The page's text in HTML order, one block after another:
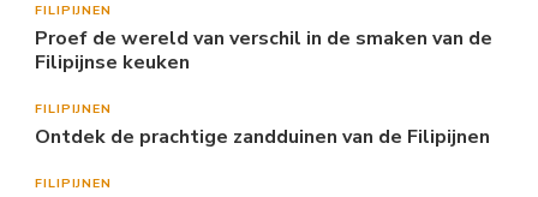
FILIPIJNEN
Proef de wereld van verschil in de smaken van de
Filipijnse keuken
FILIPIJNEN
Ontdek de prachtige zandduinen van de Filipijnen
FILIPIJNEN